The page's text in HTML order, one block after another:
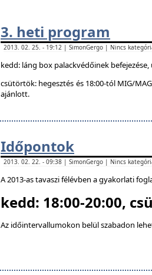
3. heti program
2013. 02. 25. - 19:12 | SimonGergo | Nincs
kedd: láng box palackvédőinek
csütörtök: hegesztés és 18:00-tól MIG/
ajánlott.
Időpontok
2013. 02. 22. - 09:38 | SimonGergo | Nincs
A 2013-as tavaszi félévben a gyakorlati
kedd: 18:00-20:00,
Az időintervallumokon belül szabadon